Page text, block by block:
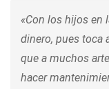
«Con los hijos en
dinero, pues toca
que a muchos
hacer